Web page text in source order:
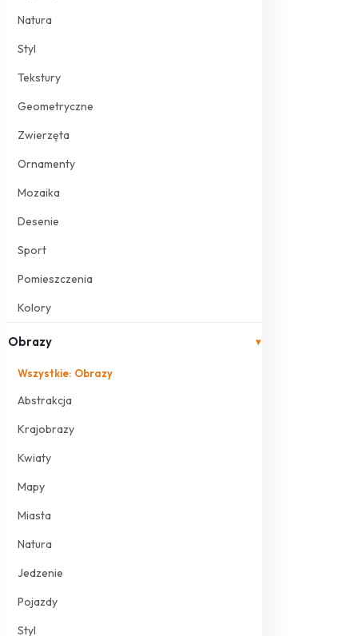
Natura
Styl
Tekstury
Geometryczne
Zwierzęta
Ornamenty
Mozaika
Desenie
Sport
Pomieszczenia
Kolory
Obrazy ▾
Wszystkie: Obrazy
Abstrakcja
Krajobrazy
Kwiaty
Mapy
Miasta
Natura
Jedzenie
Pojazdy
Styl